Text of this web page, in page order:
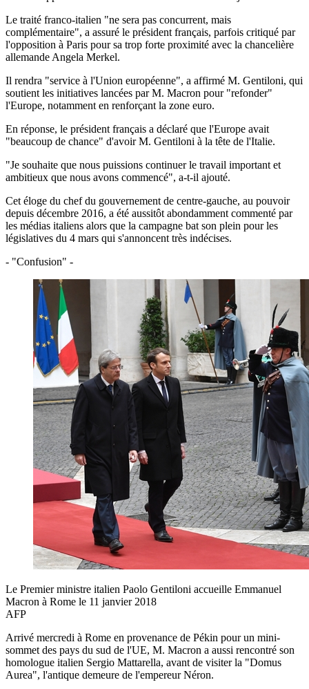
Le traité franco-italien "ne sera pas concurrent, mais
complémentaire", a assuré le président français, parfois critiqué par
l'opposition à Paris pour sa trop forte proximité avec la chancelière
allemande Angela Merkel.
Il rendra "service à l'Union européenne", a affirmé M. Gentiloni, qui
soutient les initiatives lancées par M. Macron pour "refonder"
l'Europe, notamment en renforçant la zone euro.
En réponse, le président français a déclaré que l'Europe avait
"beaucoup de chance" d'avoir M. Gentiloni à la tête de l'Italie.
"Je souhaite que nous puissions continuer le travail important et
ambitieux que nous avons commencé", a-t-il ajouté.
Cet éloge du chef du gouvernement de centre-gauche, au pouvoir
depuis décembre 2016, a été aussitôt abondamment commenté par
les médias italiens alors que la campagne bat son plein pour les
législatives du 4 mars qui s'annoncent très indécises.
- "Confusion" -
Le Premier ministre italien Paolo Gentiloni accueille Emmanuel
Macron à Rome le 11 janvier 2018
AFP
Arrivé mercredi à Rome en provenance de Pékin pour un mini-
sommet des pays du sud de l'UE, M. Macron a aussi rencontré son
homologue italien Sergio Mattarella, avant de visiter la "Domus
Aurea", l'antique demeure de l'empereur Néron.